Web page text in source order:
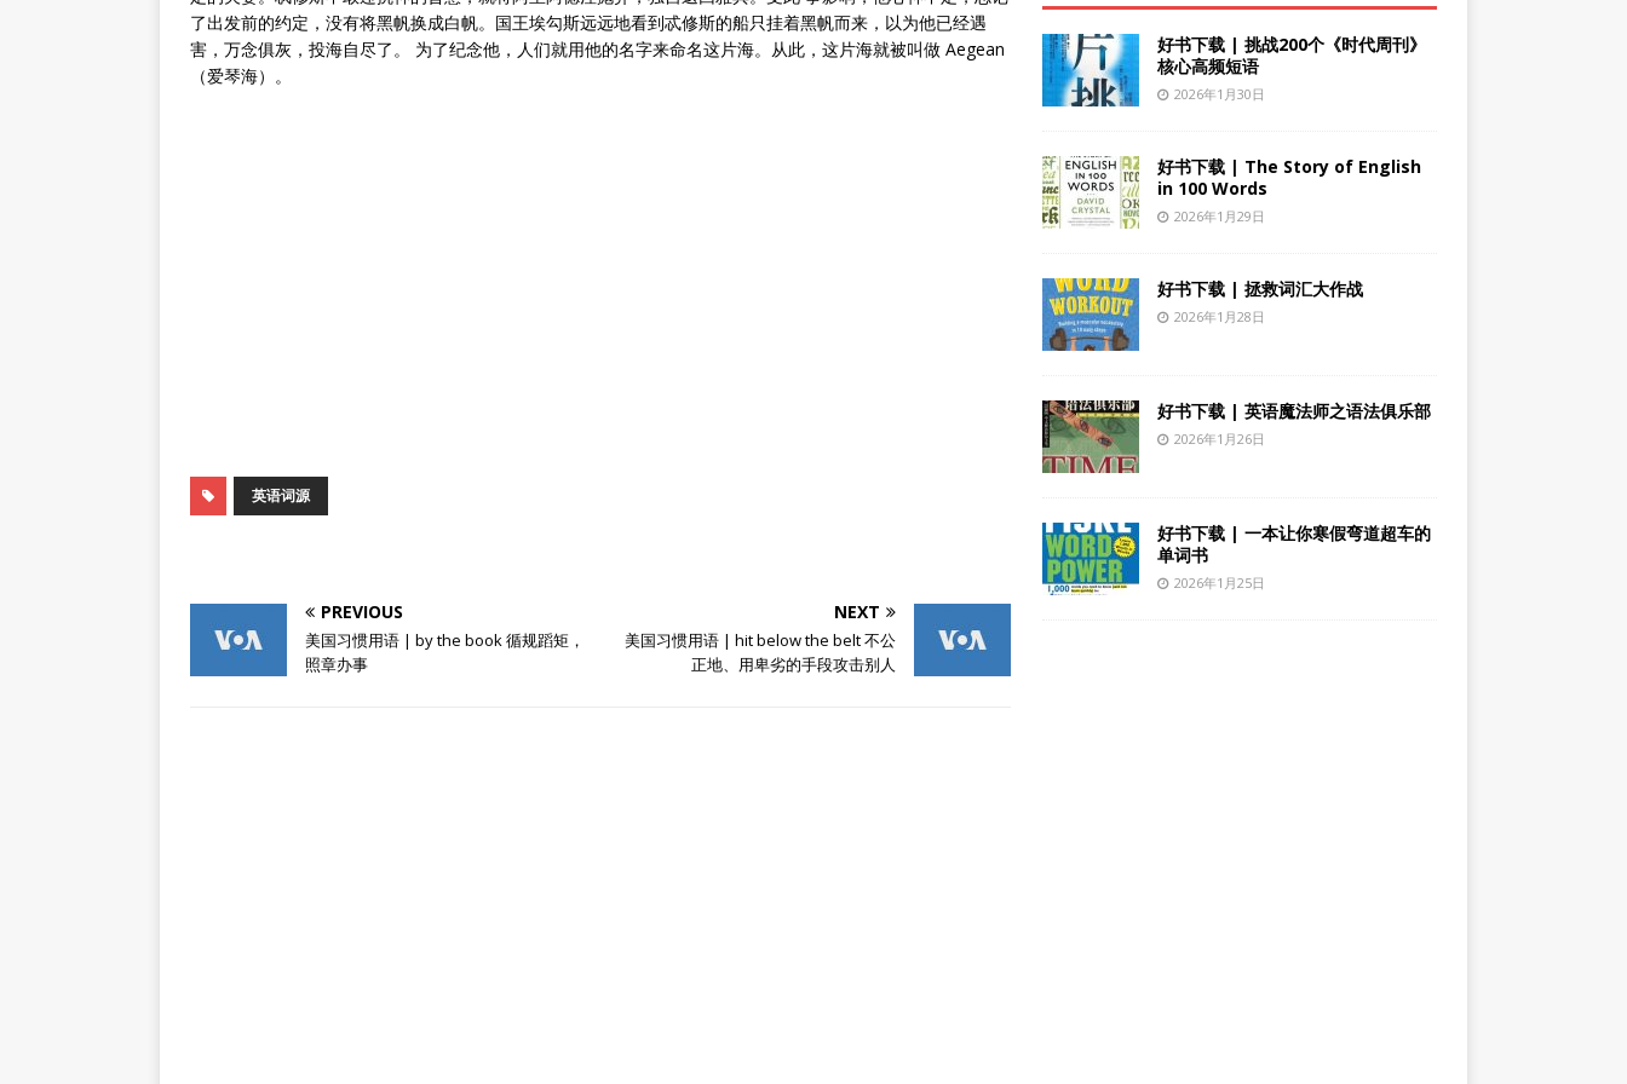
了出发前的约定，没有将黑帆换成白帆。国王埃勾斯远远地看到忒修斯的船只挂着黑帆而来，以为他已经遇
害，万念俱灰，投海自尽了。 为了纪念他，人们就用他的名字来命名这片海。从此，这片海就被叫做 Aegean
（爱琴海）。
英语词源
PREVIOUS
美国习惯用语 | by the book 循规蹈矩，
照章办事
NEXT
美国习惯用语 | hit below the belt 不公
正地、用卑劣的手段攻击别人
好书下载 | 挑战200个《时代周刊》
核心高频短语
2026年1月30日
好书下载 | The Story of English
in 100 Words
2026年1月29日
好书下载 | 拯救词汇大作战
2026年1月28日
好书下载 | 英语魔法师之语法俱乐部
2026年1月26日
好书下载 | 一本让你寒假弯道超车的
单词书
2026年1月25日